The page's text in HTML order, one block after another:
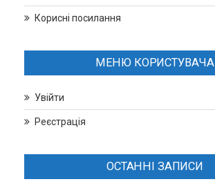
Корисні посилання
МЕНЮ КОРИСТУВАЧА
Увійти
Реєстрація
ОСТАННІ ЗАПИСИ